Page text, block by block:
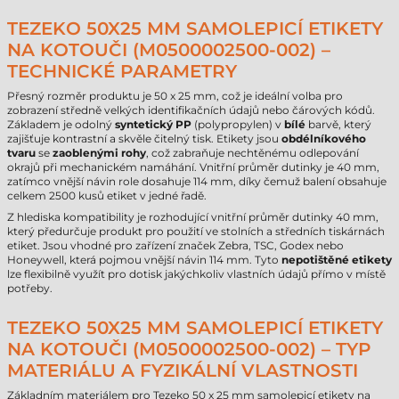
TEZEKO 50X25 MM SAMOLEPICÍ ETIKETY
NA KOTOUČI (M0500002500-002) –
TECHNICKÉ PARAMETRY
Přesný rozměr produktu je 50 x 25 mm, což je ideální volba pro
zobrazení středně velkých identifikačních údajů nebo čárových kódů.
Základem je odolný syntetický PP (polypropylen) v bílé barvě, který
zajišťuje kontrastní a skvěle čitelný tisk. Etikety jsou obdélníkového
tvaru se zaoblenými rohy, což zabraňuje nechtěnému odlepování
okrajů při mechanickém namáhání. Vnitřní průměr dutinky je 40 mm,
zatímco vnější návin role dosahuje 114 mm, díky čemuž balení obsahuje
celkem 2500 kusů etiket v jedné řadě.
Z hlediska kompatibility je rozhodující vnitřní průměr dutinky 40 mm,
který předurčuje produkt pro použití ve stolních a středních tiskárnách
etiket. Jsou vhodné pro zařízení značek Zebra, TSC, Godex nebo
Honeywell, která pojmou vnější návin 114 mm. Tyto nepotištěné etikety
lze flexibilně využít pro dotisk jakýchkoliv vlastních údajů přímo v místě
potřeby.
TEZEKO 50X25 MM SAMOLEPICÍ ETIKETY
NA KOTOUČI (M0500002500-002) – TYP
MATERIÁLU A FYZIKÁLNÍ VLASTNOSTI
Základním materiálem pro Tezeko 50 x 25 mm samolepicí etikety na